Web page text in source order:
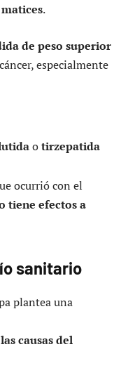
.
de peso superior
especialmente
otirzepatida
ocurrió con el
tiene efectos a
sanitario
plantea una
causas del